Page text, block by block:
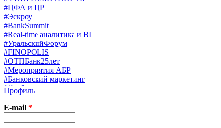
#ЦФА и ЦР
#Эскроу
#BankSummit
#Real-time аналитика и BI
#УральскийФорум
#FINOPOLIS
#ОТПБанк25лет
#Мероприятия АБР
#Банковский маркетинг
#Драйверы страхования
#Финконгресс ЦБ
#PB&WM
#UX/CX
#Экосистемы
Профиль
E-mail *